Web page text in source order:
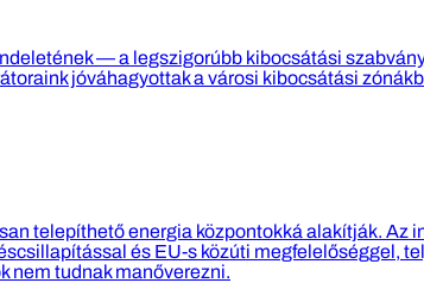
— a legszigorúbb kibocsátási
jóváhagyottak a városi kibocsátási
telepíthető energia központokká alakítják.
és EU-s közúti megfelelőséggel,
nem tudnak manőverezni.